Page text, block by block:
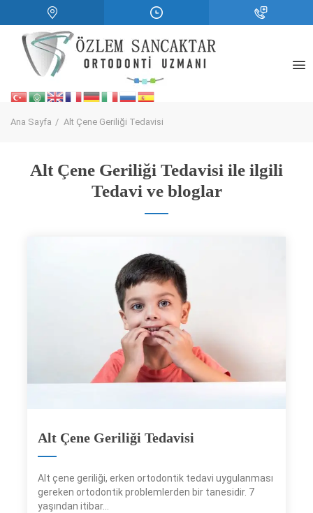
Ana Sayfa Alt Çene Geriliği Tedavisi
Alt Çene Geriliği Tedavisi ile ilgili
Tedavi ve bloglar
Alt Çene Geriliği Tedavisi
Alt çene geriliği, erken ortodontik tedavi uygulanması
gereken ortodontik problemlerden bir tanesidir. 7
yaşından itibar...